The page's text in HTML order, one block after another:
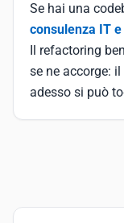
Se hai una
consulenza IT e
Il refactoring
se ne accorge:
adesso si può